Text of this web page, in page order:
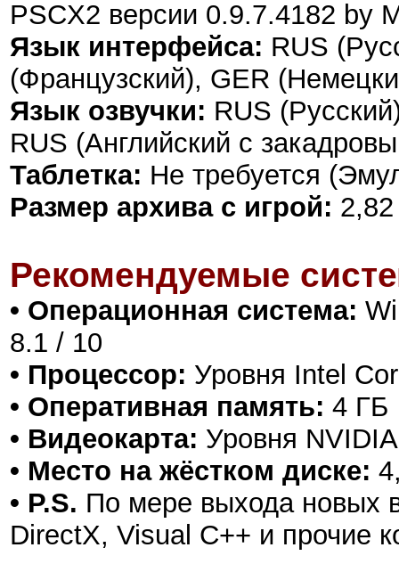
PSCX2 версии 0.9.7.4182 by
Язык интерфейса: RUS
(Французский), GER
Язык озвучки: RUS
RUS (Английский с
Таблетка: Не требуется
Размер архива с игрой:
Рекомендуемые
• Операционная система:
8.1 / 10
• Процессор: Уровня Intel
• Оперативная память: 4 ГБ
• Видеокарта: Уровня
• Место на жёстком диске:
• P.S. По мере выхода новых
DirectX, Visual C++ и прочие